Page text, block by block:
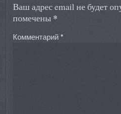
Ваш адрес email не будет
помечены *
Комментарий*